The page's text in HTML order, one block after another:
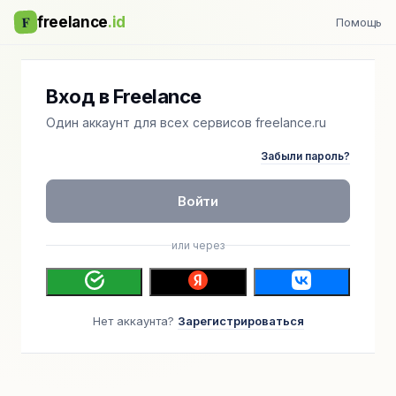
F freelance.id Помощь
Вход в Freelance
Один аккаунт для всех сервисов freelance.ru
Забыли пароль?
Войти
или через
Нет аккаунта? Зарегистрироваться